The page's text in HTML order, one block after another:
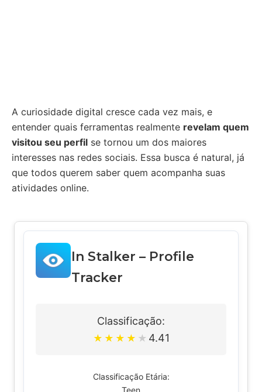
A curiosidade digital cresce cada vez mais, e
entender quais ferramentas realmente revelam quem
visitou seu perfil se tornou um dos maiores
interesses nas redes sociais. Essa busca é natural, já
que todos querem saber quem acompanha suas
atividades online.
In Stalker – Profile
Tracker
Classificação:
★ ★ ★ ★ ★ 4.41
Classificação Etária:
Teen